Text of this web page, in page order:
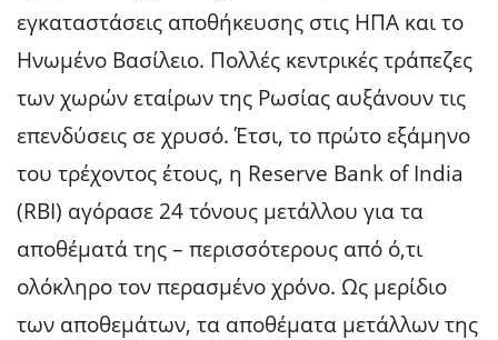
εγκαταστάσεις αποθήκευσης στις ΗΠΑ και το
Ηνωμένο Βασίλειο. Πολλές κεντρικές τράπεζες
των χωρών εταίρων της Ρωσίας αυξάνουν τις
επενδύσεις σε χρυσό. Έτσι, το πρώτο εξάμηνο
του τρέχοντος έτους, η Reserve Bank of India
(RBI) αγόρασε 24 τόνους μετάλλου για τα
αποθέματά της – περισσότερους από ό,τι
ολόκληρο τον περασμένο χρόνο. Ως μερίδιο
των αποθεμάτων, τα αποθέματα μετάλλων της